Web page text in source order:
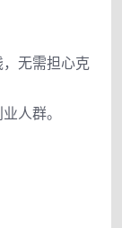
无需担心克
人群。